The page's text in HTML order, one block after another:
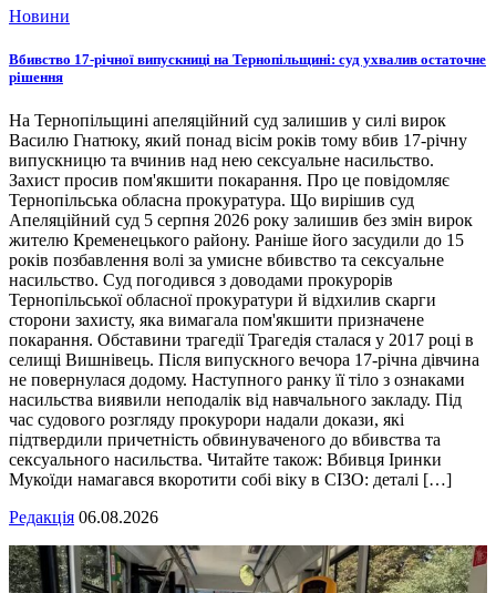
Новини
Вбивство 17-річної випускниці на Тернопільщині: суд ухвалив остаточне
рішення
На Тернопільщині апеляційний суд залишив у силі вирок
Василю Гнатюку, який понад вісім років тому вбив 17-річну
випускницю та вчинив над нею сексуальне насильство.
Захист просив пом'якшити покарання. Про це повідомляє
Тернопільська обласна прокуратура. Що вирішив суд
Апеляційний суд 5 серпня 2026 року залишив без змін вирок
жителю Кременецького району. Раніше його засудили до 15
років позбавлення волі за умисне вбивство та сексуальне
насильство. Суд погодився з доводами прокурорів
Тернопільської обласної прокуратури й відхилив скарги
сторони захисту, яка вимагала пом'якшити призначене
покарання. Обставини трагедії Трагедія сталася у 2017 році в
селищі Вишнівець. Після випускного вечора 17-річна дівчина
не повернулася додому. Наступного ранку її тіло з ознаками
насильства виявили неподалік від навчального закладу. Під
час судового розгляду прокурори надали докази, які
підтвердили причетність обвинуваченого до вбивства та
сексуального насильства. Читайте також: Вбивця Іринки
Мукоїди намагався вкоротити собі віку в СІЗО: деталі […]
Редакція 06.08.2026